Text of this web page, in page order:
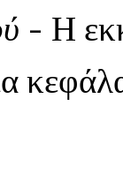
- Η